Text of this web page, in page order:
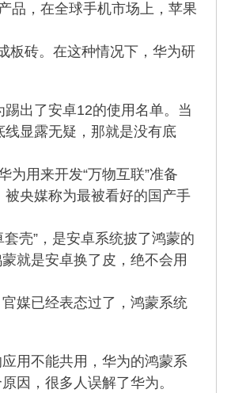
品，在全球手机市场上，苹果
板砖。在这种情况下，华为研
出了安卓12的使用名单。当
显露无疑，那就是没有底
为用来开发“万物互联”准备
央媒称为最被看好的国产手
壳”，是安卓系统披了鸿蒙的
就是安卓换了皮，绝不会用
媒已经表态过了，鸿蒙系统
用不能共用，华为的鸿蒙系
因，很多人误解了华为。